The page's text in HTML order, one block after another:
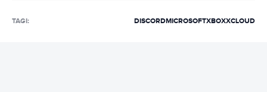
TAGI: DISCORDMICROSOFTXBOXXCLOUD